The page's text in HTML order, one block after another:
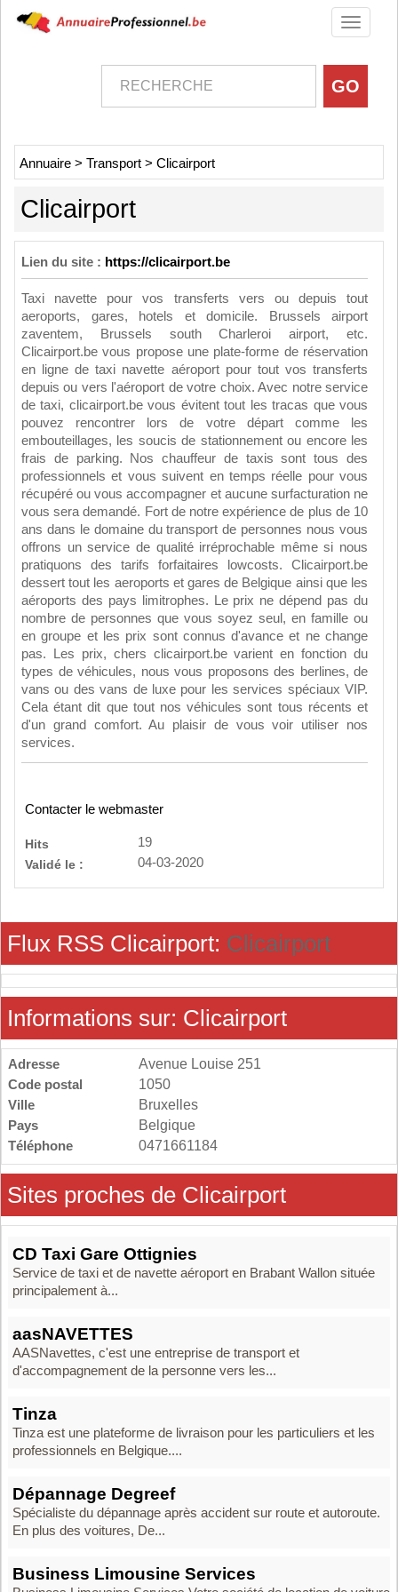
Toggle
Annuaire > Transport > Clicairport
Clicairport
Lien du site : https://clicairport.be
Taxi navette pour vos transferts vers ou depuis tout
aeroports, gares, hotels et domicile. Brussels airport
zaventem, Brussels south Charleroi airport, etc.
Clicairport.be vous propose une plate-forme de réservation
en ligne de taxi navette aéroport pour tout vos transferts
depuis ou vers l'aéroport de votre choix. Avec notre service
de taxi, clicairport.be vous évitent tout les tracas que vous
pouvez rencontrer lors de votre départ comme les
embouteillages, les soucis de stationnement ou encore les
frais de parking. Nos chauffeur de taxis sont tous des
professionnels et vous suivent en temps réelle pour vous
récupéré ou vous accompagner et aucune surfacturation ne
vous sera demandé. Fort de notre expérience de plus de 10
ans dans le domaine du transport de personnes nous vous
offrons un service de qualité irréprochable même si nous
pratiquons des tarifs forfaitaires lowcosts. Clicairport.be
dessert tout les aeroports et gares de Belgique ainsi que les
aéroports des pays limitrophes. Le prix ne dépend pas du
nombre de personnes que vous soyez seul, en famille ou
en groupe et les prix sont connus d'avance et ne change
pas. Les prix, chers clicairport.be varient en fonction du
types de véhicules, nous vous proposons des berlines, de
vans ou des vans de luxe pour les services spéciaux VIP.
Cela étant dit que tout nos véhicules sont tous récents et
d'un grand comfort. Au plaisir de vous voir utiliser nos
services.
Contacter le webmaster
Hits
19
Validé le :
04-03-2020
Flux RSS Clicairport: Clicairport
Informations sur: Clicairport
Adresse
Avenue Louise 251
Code postal
1050
Ville
Bruxelles
Pays
Belgique
Téléphone
0471661184
Sites proches de Clicairport
CD Taxi Gare Ottignies
Service de taxi et de navette aéroport en Brabant Wallon située
principalement à...
aasNAVETTES
AASNavettes, c'est une entreprise de transport et
d'accompagnement de la personne vers les...
Tinza
Tinza est une plateforme de livraison pour les particuliers et les
professionnels en Belgique....
Dépannage Degreef
Spécialiste du dépannage après accident sur route et autoroute.
En plus des voitures, De...
Business Limousine Services